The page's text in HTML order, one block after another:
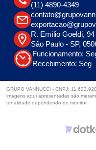
(11) 4890-4349
R. Emílio Goeldi,
São Paulo - SP,
Funcionamento:
Recebimento: Seg
GRUPO VANNUCCI - CNPJ:
imagens aqui apresentadas são
tonalidade dependendo do monitor.